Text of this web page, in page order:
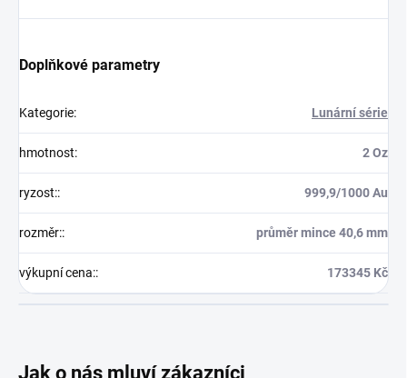
Doplňkové parametry
Kategorie: Lunární série
hmotnost: 2 Oz
ryzost:: 999,9/1000 Au
rozměr:: průměr mince 40,6 mm
výkupní cena:: 173345 Kč